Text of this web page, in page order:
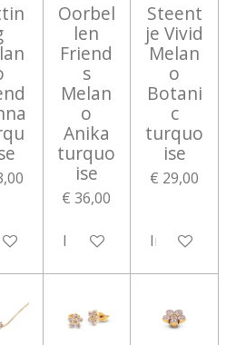
Oorbel
len
Friend
s
Melan
o
Anika
turquo
ise
€ 36,00
In winkelwagen
Steent
je Vivid
Melan
o
Botani
c
turquo
ise
€ 29,00
In